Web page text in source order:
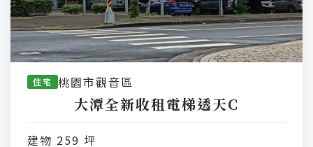
住宅 桃園市觀音區
大潭全新收租電梯透天C
建物 259 坪